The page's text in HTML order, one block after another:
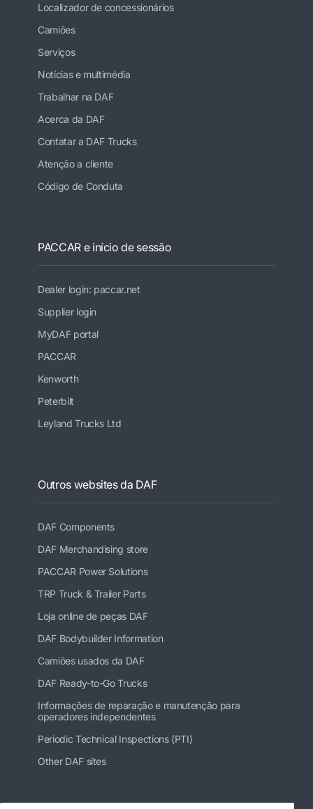
Localizador de concessionários
Camiões
Serviços
Notícias e multimédia
Trabalhar na DAF
Acerca da DAF
Contatar a DAF Trucks
Atenção a cliente
Código de Conduta
PACCAR e início de sessão
Dealer login: paccar.net
Supplier login
MyDAF portal
PACCAR
Kenworth
Peterbilt
Leyland Trucks Ltd
Outros websites da DAF
DAF Components
DAF Merchandising store
PACCAR Power Solutions
TRP Truck & Trailer Parts
Loja online de peças DAF
DAF Bodybuilder Information
Camiões usados da DAF
DAF Ready-to-Go Trucks
Informações de reparação e manutenção para
operadores independentes
Periodic Technical Inspections (PTI)
Other DAF sites